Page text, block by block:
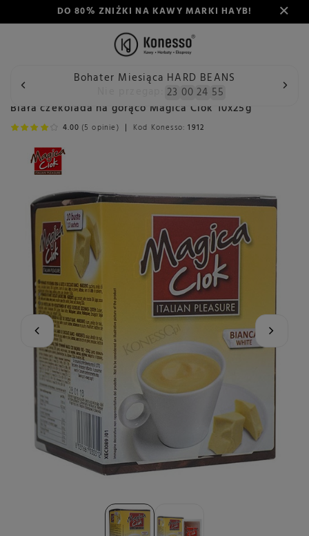
DO 80% ZNIŻKI NA KAWY MARKI HAYB!
Bohater Miesiąca HARD BEANS
23 00 24 54
Wstecz Konesso Delikatesy Spożywcze
Biała czekolada na gorąco Magica Ciok 10x25g
4.00 (5 opinie) Kod Konesso:1912